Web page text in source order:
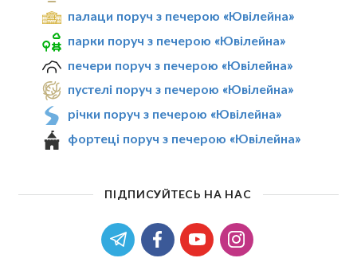
палаци поруч з печерою «Ювілейна»
парки поруч з печерою «Ювілейна»
печери поруч з печерою «Ювілейна»
пустелі поруч з печерою «Ювілейна»
річки поруч з печерою «Ювілейна»
фортеці поруч з печерою «Ювілейна»
ПІДПИСУЙТЕСЬ НА НАС